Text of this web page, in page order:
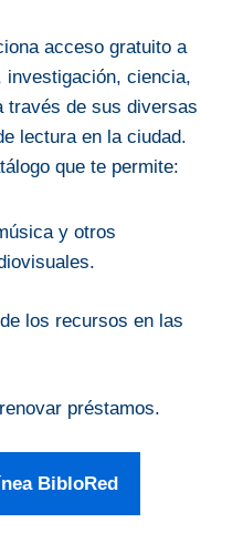
acceso gratuito a
investigación, ciencia,
través de sus diversas
lectura en la ciudad.
que te permite:
y otros
los recursos en las
préstamos.
BibloRed